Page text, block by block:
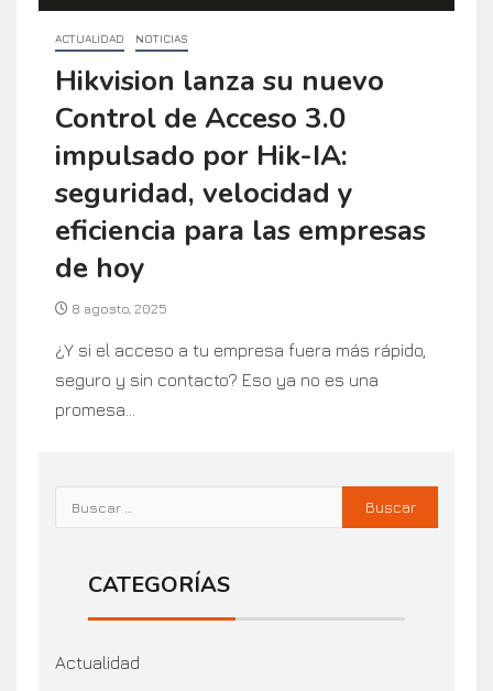
ACTUALIDAD NOTICIAS
Hikvision lanza su nuevo
Control de Acceso 3.0
impulsado por Hik-IA:
seguridad, velocidad y
eficiencia para las empresas
de hoy
8 agosto, 2025
¿Y si el acceso a tu empresa fuera más rápido,
seguro y sin contacto? Eso ya no es una
promesa...
CATEGORÍAS
Actualidad